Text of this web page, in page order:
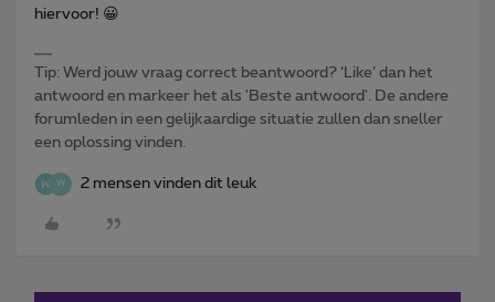
hiervoor! 😀
Tip: Werd jouw vraag correct beantwoord? ‘Like’ dan het
antwoord en markeer het als 'Beste antwoord'. De andere
forumleden in een gelijkaardige situatie zullen dan sneller
een oplossing vinden.
W 2 mensen vinden dit leuk